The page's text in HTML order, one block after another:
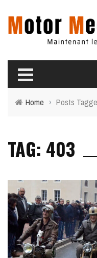
Home › Posts
TAG: 403